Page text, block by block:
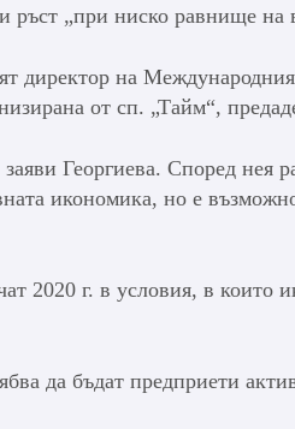
ръст „при ниско равнище на
директор на
от сп. „Тайм“,
заяви Георгиева. Според нея
икономика, но е
2020 г. в условия, в които
да бъдат предприети